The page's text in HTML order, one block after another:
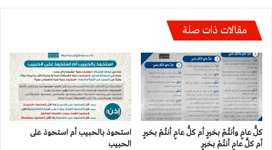
مقالات ذات صلة
كلُّ عامٍ وأنتُمْ بخيرٍ أم كلُّ عامٍ أنتُمْ بخيرٍ
أم كلَّ عامٍ أنتُمْ بخيرٍ
استحوذ بالحبيب أم استحوذ على
الحبيب